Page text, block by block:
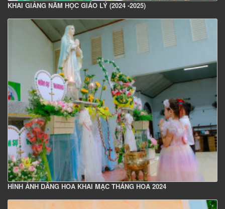
KHAI GIẢNG NĂM HỌC GIÁO LÝ (2024 -2025)
HÌNH ẢNH DÂNG HOA KHAI MẠC THÁNG HOA 2024